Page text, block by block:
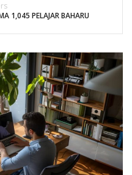
1,045 PELAJAR BAHARU